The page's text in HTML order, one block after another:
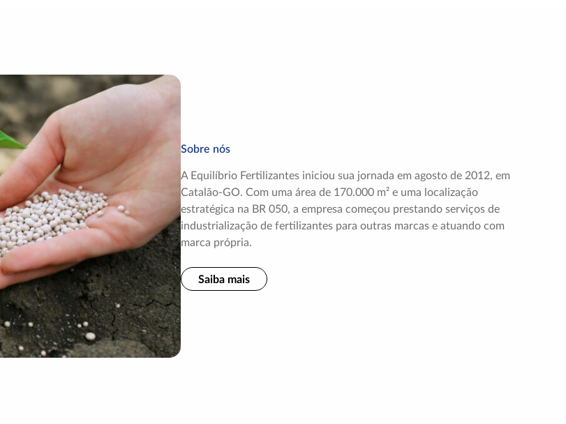
Sobre nós
A Equilíbrio Fertilizantes iniciou sua jornada em agosto de 2012, em
Catalão-GO. Com uma área de 170.000 m² e uma localização
estratégica na BR 050, a empresa começou prestando serviços de
industrialização de fertilizantes para outras marcas e atuando com
marca própria.
Saiba mais